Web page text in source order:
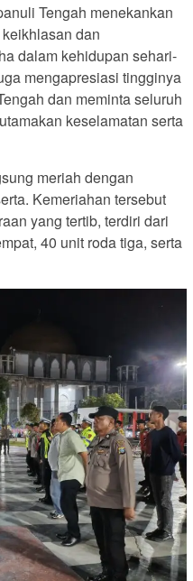
Tengah menekankan
dan
dalam kehidupan sehari-
mengapresiasi tingginya
dan meminta seluruh
keselamatan serta
meriah dengan
Kemeriahan tersebut
yang tertib, terdiri dari
40 unit roda tiga, serta